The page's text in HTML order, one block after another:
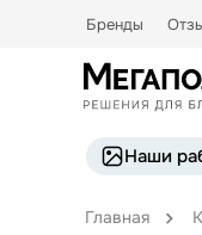
Бренды
Наши
Главная